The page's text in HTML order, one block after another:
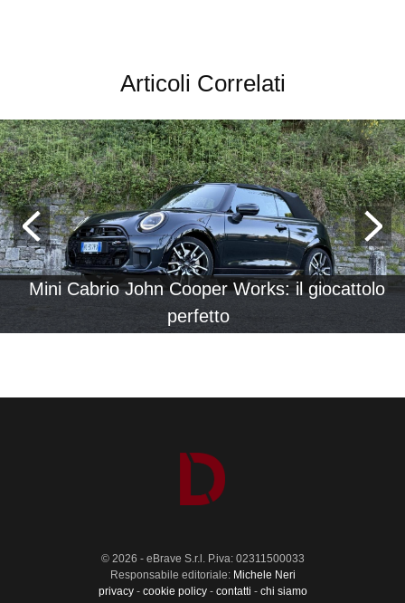
Articoli Correlati
Mini Cabrio John Cooper Works: il giocattolo
perfetto
© 2026 - eBrave S.r.l. P.iva: 02311500033
Responsabile editoriale: Michele Neri
privacy- cookie policy- contatti - chi siamo